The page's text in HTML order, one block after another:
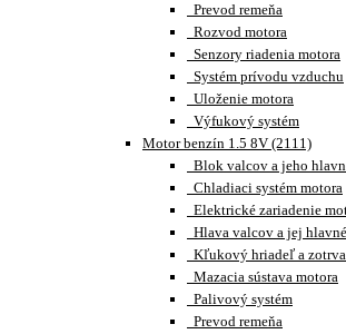
Prevod remeňa
Rozvod motora
Senzory riadenia motora
Systém prívodu vzduchu
Uloženie motora
Výfukový systém
Motor benzín 1.5 8V (2111)
Blok valcov a jeho
Chladiaci systém motora
Elektrické zariadenie
Hlava valcov a jej
Kľukový hriadeľ a
Mazacia sústava motora
Palivový systém
Prevod remeňa